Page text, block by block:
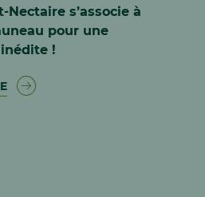
Nectaire s’associe à
pour une
!